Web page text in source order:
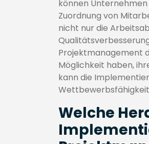
können
Zuordnung von
nicht nur die
Projektmanagement
Möglichkeit haben,
kann die
Welche